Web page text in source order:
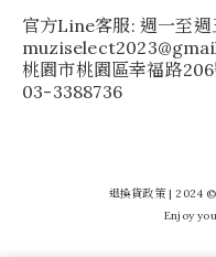
官方Line客服: 週一至
桃園市桃園區幸福路
03-3388736
退換貨政策| 2024 ©
Enjoy